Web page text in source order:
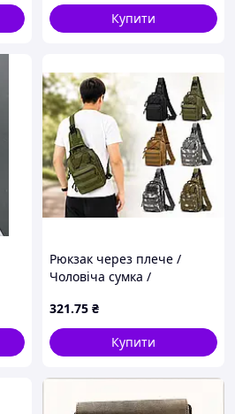
Купити
Рюкзак через плече /
Чоловіча сумка /
барсетка
321.75 ₴
Купити